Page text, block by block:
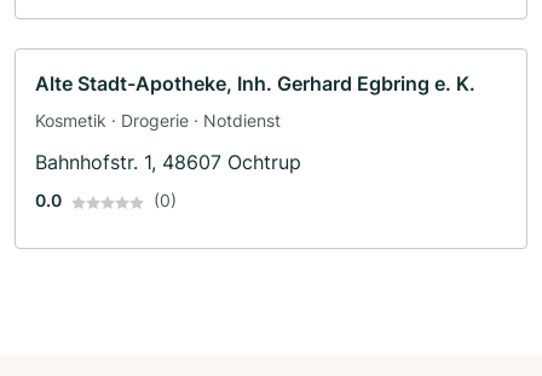
Alte Stadt-Apotheke, Inh. Gerhard Egbring e. K.
Kosmetik · Drogerie · Notdienst
Bahnhofstr. 1, 48607 Ochtrup
0.0 (0)